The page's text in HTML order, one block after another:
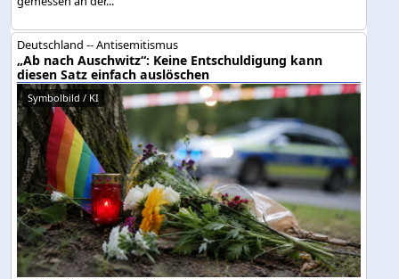
Deutschland -- Antisemitismus
„Ab nach Auschwitz“: Keine Entschuldigung kann
diesen Satz einfach auslöschen
Symbolbild / KI